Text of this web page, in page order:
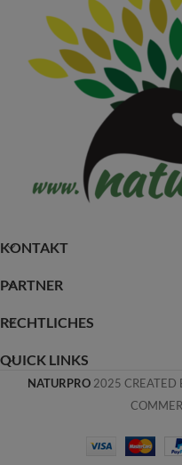
KONTAKT
PARTNER
RECHTLICHES
QUICK LINKS
NATURPRO 2025 CREATED